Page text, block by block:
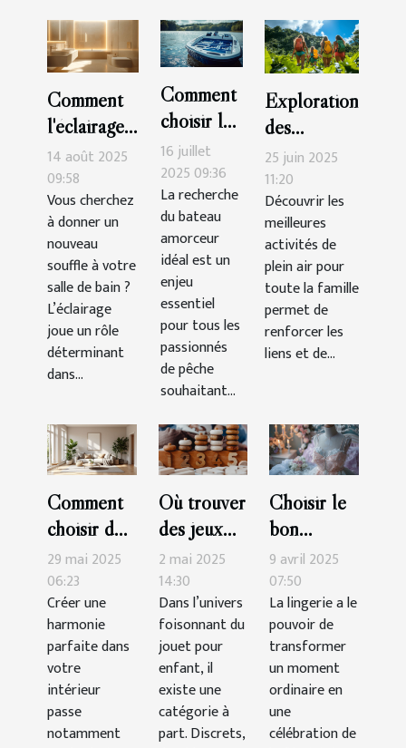
Comment
l'éclairage
peut
transformer
votre salle
de bain ?
14 août 2025
09:58
Vous cherchez
à donner un
nouveau
souffle à votre
salle de bain ?
L’éclairage
joue un rôle
déterminant
dans...
Comment
choisir le
meilleur
bateau
amorceur
pour vos
sessions
de pêche
?
16 juillet
2025 09:36
La recherche
du bateau
amorceur
idéal est un
enjeu
essentiel
pour tous les
passionnés
de pêche
souhaitant...
Exploration
des
meilleures
activités de
plein air
pour toute
la famille
25 juin 2025
11:20
Découvrir les
meilleures
activités de
plein air pour
toute la famille
permet de
renforcer les
liens et de...
Comment
choisir des
accessoires
pour
maximiser
l'harmonie
de votre
intérieur
29 mai 2025
06:23
Créer une
harmonie
parfaite dans
votre
intérieur
passe
notamment
Où trouver
des jeux
Montessori
de qualité
?
2 mai 2025
14:30
Dans l’univers
foisonnant du
jouet pour
enfant, il
existe une
catégorie à
part. Discrets,
Choisir le
bon
ensemble
de lingerie
pour des
occasions
spéciales
9 avril 2025
07:50
La lingerie a le
pouvoir de
transformer
un moment
ordinaire en
une
célébration de